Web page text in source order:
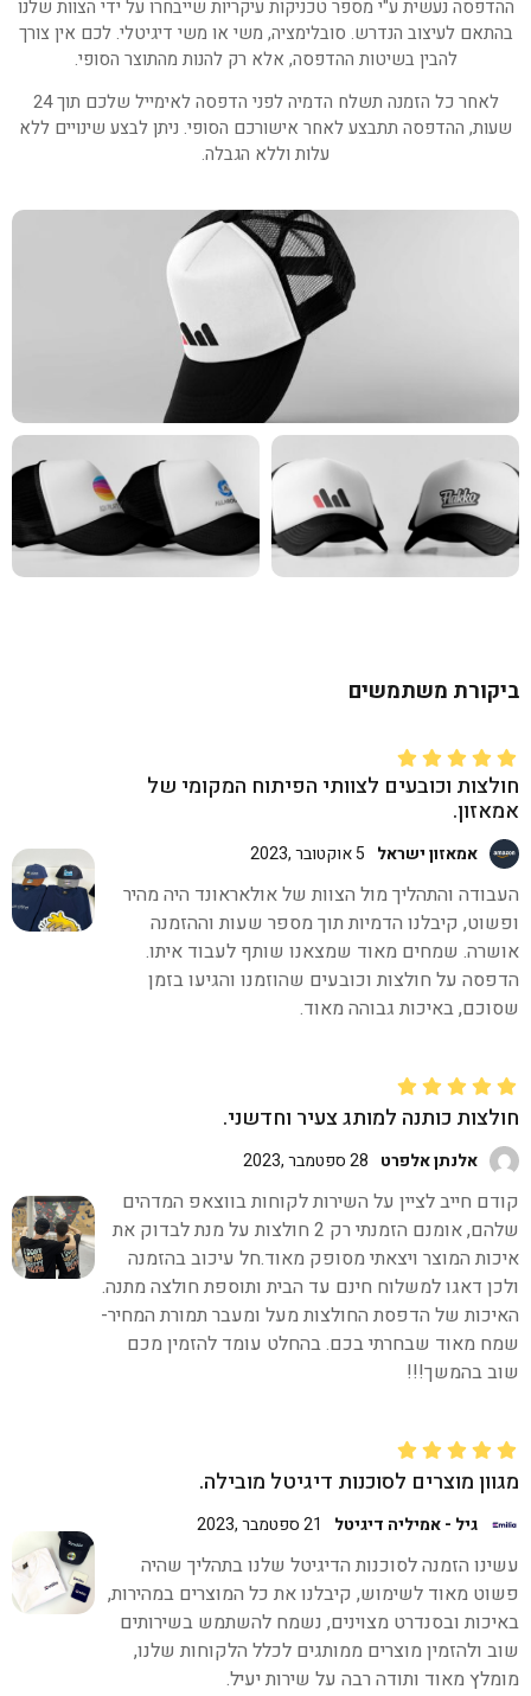
ההדפסה נעשית ע"י מספר טכניקות עיקריות שייבחרו על ידי הצוות שלנו
בהתאם לעיצוב הנדרש. סובלימציה, משי או משי דיגיטלי. לכם אין צורך
להבין בשיטות ההדפסה, אלא רק להנות מהתוצר הסופי.
לאחר כל הזמנה תשלח הדמיה לפני הדפסה לאימייל שלכם תוך 24
שעות, ההדפסה תתבצע לאחר אישורכם הסופי. ניתן לבצע שינויים ללא
עלות וללא הגבלה.
ביקורת משתמשים
חולצות וכובעים לצוותי הפיתוח המקומי של
אמאזון.
אמאזון ישראל 5 אוקטובר ,2023
העבודה והתהליך מול הצוות של אולאראונד היה מהיר
ופשוט, קיבלנו הדמיות תוך מספר שעות וההזמנה
אושרה. שמחים מאוד שמצאנו שותף לעבוד איתו.
הדפסה על חולצות וכובעים שהוזמנו והגיעו בזמן
שסוכם, באיכות גבוהה מאוד.
חולצות כותנה למותג צעיר וחדשני.
אלנתן אלפרט 28 ספטמבר ,2023
קודם חייב לציין על השירות לקוחות בווצאפ המדהים
שלהם, אומנם הזמנתי רק 2 חולצות על מנת לבדוק את
איכות המוצר ויצאתי מסופק מאוד.חל עיכוב בהזמנה
ולכן דאגו למשלוח חינם עד הבית ותוספת חולצה מתנה.
האיכות של הדפסת החולצות מעל ומעבר תמורת המחיר-
שמח מאוד שבחרתי בכם. בהחלט עומד להזמין מכם
שוב בהמשך!!!
מגוון מוצרים לסוכנות דיגיטל מובילה.
גיל - אמיליה דיגיטל 21 ספטמבר ,2023
עשינו הזמנה לסוכנות הדיגיטל שלנו בתהליך שהיה
פשוט מאוד לשימוש, קיבלנו את כל המוצרים במהירות,
באיכות ובסנדרט מצוינים, נשמח להשתמש בשירותים
שוב ולהזמין מוצרים ממותגים לכלל הלקוחות שלנו,
מומלץ מאוד ותודה רבה על שירות יעיל.